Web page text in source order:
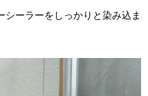
ーラーをしっかりと染み込ま